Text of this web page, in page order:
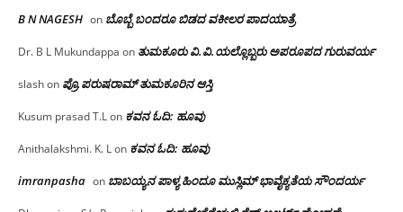
B N NAGESH on ಬೊಬ್ಬೆ ಬಂದರೂ ಬಿಡದ ವಕೀಲರ ಪಾದಯಾತ್ರೆ
Dr. B L Mukundappa on ತುಮಕೂರು‌ ವಿ.ವಿ.ಯಲ್ಲೊಬ್ಬರು ಅಪರೂಪದ ಗುರುವರ್ಯ
slashon ಪ್ರೊ.ಪರುಷರಾಮ್ ತುಮಕೂರಿನ ಆಸ್ತಿ
Kusum prasad T.Lon ಕವನ ಓದಿ: ಹೂವು
Anithalakshmi. K. Lon ಕವನ ಓದಿ: ಹೂವು
imranpasha on ಬಾಬಯ್ಯನ ಪಾಳ್ಯ ಹಿಂದೂ ಮುಸ್ಲಿಮ್ ಭಾವೈಕ್ಯತೆಯ ಸೌಂದರ್ಯ